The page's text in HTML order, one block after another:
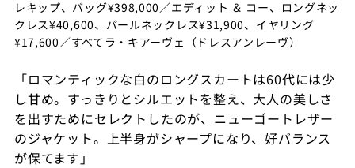
レキップ、バッグ¥398,000／エディット ＆ コー、ロングネッ
クレス¥40,600、パールネックレス¥31,900、イヤリング
¥17,600／すべてラ・キアーヴェ（ドレスアンレーヴ）
「ロマンティックな白のロングスカートは60代には少
し甘め。すっきりとシルエットを整え、大人の美しさ
を出すためにセレクトしたのが、ニューゴートレザー
のジャケット。上半身がシャープになり、好バランス
が保てます」